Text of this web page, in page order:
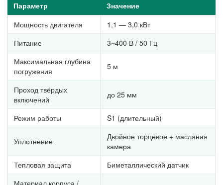
Параметр
Значение
Мощность двигателя
1,1 — 3,0 кВт
Питание
3~400 В / 50 Гц
Максимальная глубина
погружения
5 м
Проход твёрдых
включений
до 25 мм
Режим работы S1 (длительный)
Уплотнение
Двойное торцевое + масляная
камера
Тепловая защита
Биметаллический датчик